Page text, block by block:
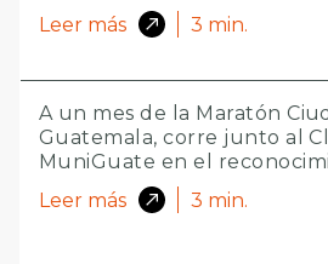
Leer más
3 min.
A un mes de la Maratón
Guatemala, corre junto al
MuniGuate en el
Leer más
3 min.